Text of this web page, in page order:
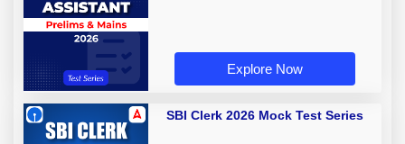
Explore Now
SBI Clerk 2026 Mock Test Series